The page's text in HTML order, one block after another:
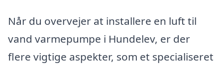
Når du overvejer at installere en luft til
vand varmepumpe i Hundelev, er der
flere vigtige aspekter, som et specialiseret